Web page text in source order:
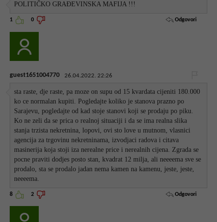
POLITIČKO GRAĐEVINSKA MAFIJA !!!
1 0 Odgovori
guest1651004770 26.04.2022. 22:26
sta raste, dje raste, pa moze on supu od 15 kvardata cijeniti 180.000
ko ce normalan kupiti. Pogledajte koliko je stanova prazno po
Sarajevu, pogledajte od kad stoje stanovi koji se prodaju po piku.
Ko ne zeli da se prica o realnoj situaciji i da se ima realna slika
stanja trzista nekretnina, lopovi, ovi sto love u mutnom, vlasnici
agencija za trgovinu nekretninama, izvodjaci radova i citava
masinerija koja stoji iza nerealne price i nerealnih cijena. Zgrada se
pocne praviti dodjes posto stan, kvadrat 12 milja, ali neeeema sve se
prodalo, sta se prodalo jadan nema kamen na kamenu, jeste, jeste,
neeeema.
8 2 Odgovori